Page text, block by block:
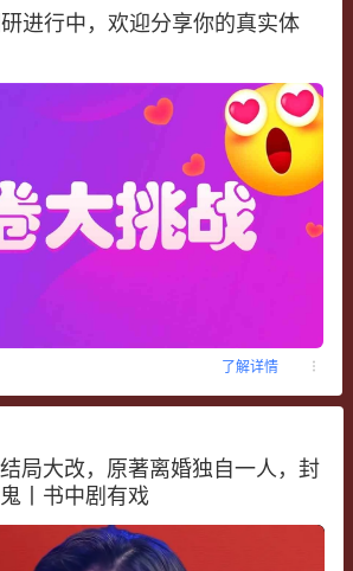
进行中，欢迎分享你的真实体
了解详情
结局大改，原著离婚独自一人，封
丨书中剧有戏